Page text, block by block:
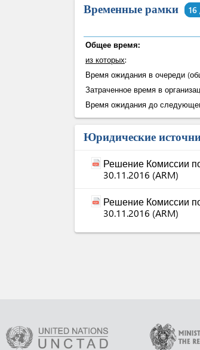
Временные рамки 16
Общее время:
из которых:
Время ожидания в очереди
Затраченное время в
Время ожидания до
Юридические
Решение Комиссии
30.11.2016 (ARM)
Решение Комиссии
30.11.2016 (ARM)